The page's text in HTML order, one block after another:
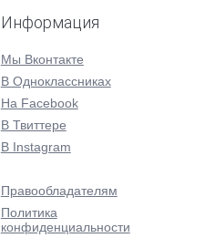
Информация
Мы Вконтакте
В Одноклассниках
На Facebook
В Твиттере
В Instagram
Правообладателям
Политика
конфиденциальности